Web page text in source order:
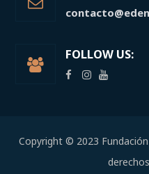
FOLLOW US:
Copyright © 2023